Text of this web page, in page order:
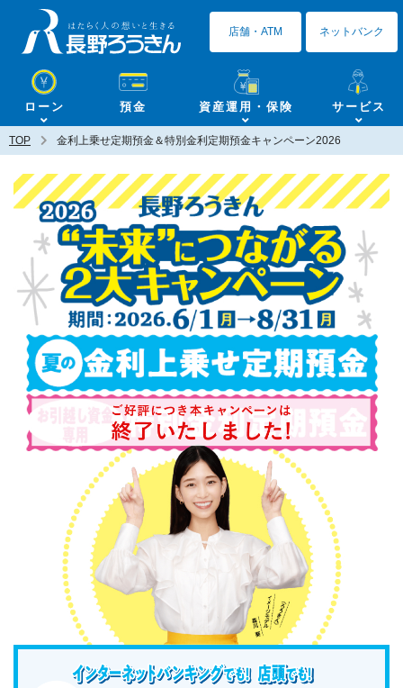
ローン 預金 資産運用・保険 サービス
店舗・ATM ネットバンク
TOP 金利上乗せ定期預金＆特別金利定期預金キャンペーン2026